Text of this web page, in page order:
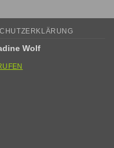
Wolf